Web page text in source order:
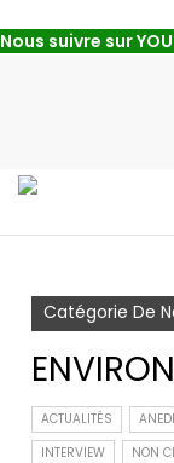
Nous suivre sur
Catégorie De
ACTUALITÉS
INTERVIEW
NON